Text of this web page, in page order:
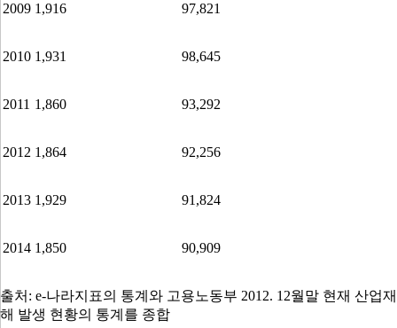
2009 1,916 97,821
2010 1,931 98,645
2011 1,860 93,292
2012 1,864 92,256
2013 1,929 91,824
2014 1,850 90,909
출처 : e-나라지표의 통계와 고용노동부 2012. 12월말 현재 산업재
해 발생 현황의 통계를 종합